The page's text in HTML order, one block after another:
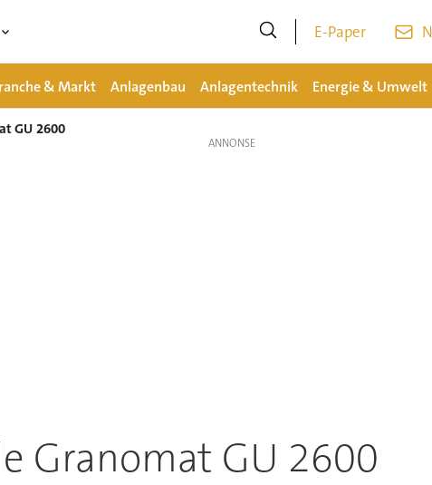
E-Paper
& Markt Anlagenbau Anlagentechnik Energie & Umwelt
GU 2600
Granomat GU 2600